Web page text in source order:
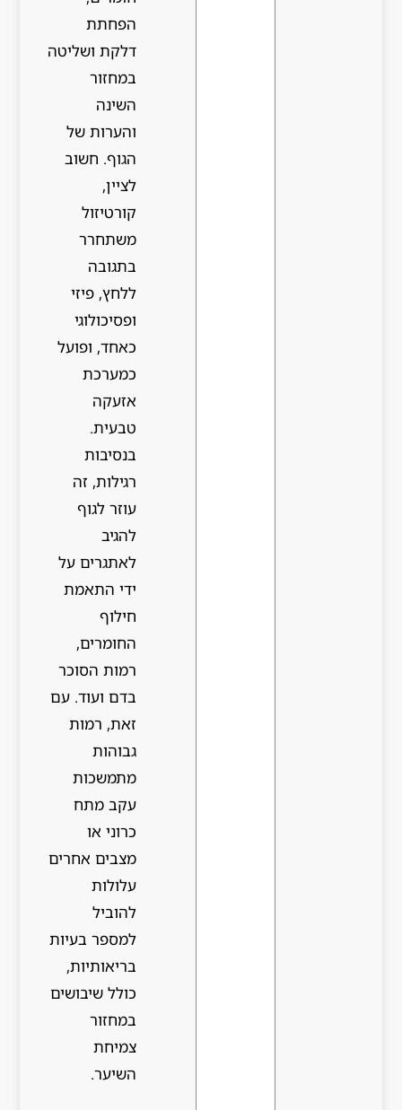
הפחתת
דלקת ושליטה
במחזור
השינה
והערות של
הגוף. חשוב
לציין,
קורטיזול
משתחרר
בתגובה
ללחץ, פיזי
ופסיכולוגי
כאחד, ופועל
כמערכת
אזעקה
טבעית.
בנסיבות
רגילות, זה
עוזר לגוף
להגיב
לאתגרים על
ידי התאמת
חילוף
החומרים,
רמות הסוכר
בדם ועוד. עם
זאת, רמות
גבוהות
מתמשכות
עקב מתח
כרוני או
מצבים אחרים
עלולות
להוביל
למספר בעיות
בריאותיות,
כולל שיבושים
במחזור
צמיחת
השיער.